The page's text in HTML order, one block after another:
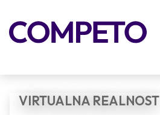
VIRTUALNA REALNOST